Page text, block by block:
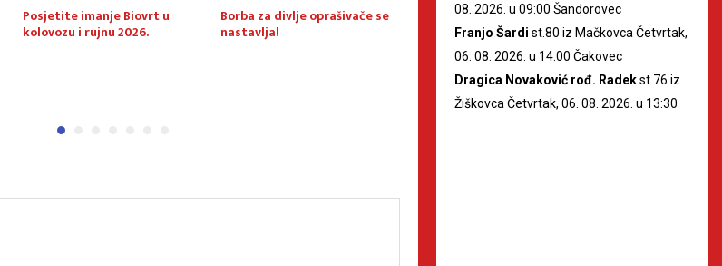
Posjetite imanje Biovrt u
kolovozu i rujnu 2026.
Borba za divlje oprašivače se
nastavlja!
Energetskoj udruzi građana
Zeleni Prelog odobren projekt
„Jug ispod krošnji“ vrijedan
9.000 eura
Stručnjaci i
završne planove
08. 2026. u 09:00 Šandorovec
Franjo Šardi st.80 iz Mačkovca Četvrtak,
06. 08. 2026. u 14:00 Čakovec
Dragica Novaković rođ. Radekst.76 iz
Žiškovca Četvrtak, 06. 08. 2026. u 13:30